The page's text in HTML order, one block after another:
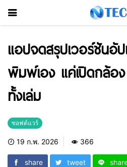
แอปจดสรุปเวอร์ชันอั
พิมพ์เอง แค่เปิดกล้อ
ทั้งเล่ม
ซอฟต์แวร์
19 ก.พ. 2026 366
share tweet